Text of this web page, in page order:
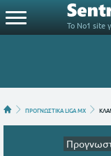
Το Νο1 site
ΠΡΟΓΝΩΣΤΙΚΑ LIGA MX